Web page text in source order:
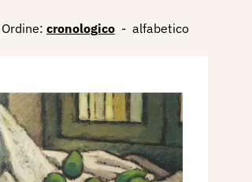
Ordine: cronologico - alfabetico